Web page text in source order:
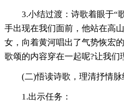
3.小结过渡：诗歌着眼于“
手出现在我们面前，他站在高
女，向着黄河唱出了气势恢宏
歌颂的内容穿在一起呢?让我们
(二)悟读诗歌，理清抒情脉
1.出示任务：